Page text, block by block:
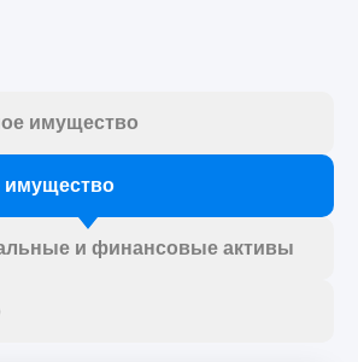
имущество
и финансовые активы